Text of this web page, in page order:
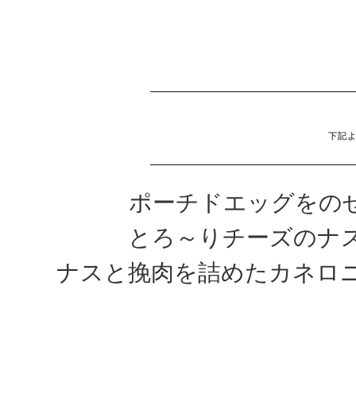
下記
ポーチドエッグをの
とろ～りチーズのナ
ナスと挽肉を詰めたカネロ